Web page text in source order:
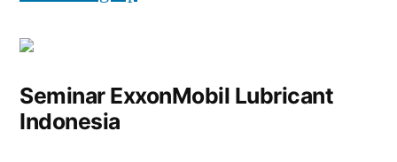
Seminar ExxonMobil Lubricant
Indonesia